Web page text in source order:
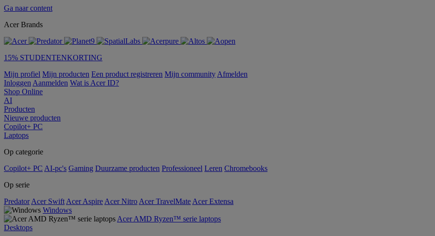
Ga naar content
Acer Brands
15% STUDENTENKORTING
Mijn profiel Mijn producten Een product registreren Mijn community Afmelden
Inloggen Aanmelden Wat is Acer ID?
Shop Online
AI
Producten
Nieuwe producten
Copilot+ PC
Laptops
Op categorie
Copilot+ PC AI-pc's Gaming Duurzame producten Professioneel Leren Chromebooks
Op serie
Predator Acer Swift Acer Aspire Acer Nitro Acer TravelMate Acer Extensa
Windows
Acer AMD Ryzen™ serie laptops
Desktops